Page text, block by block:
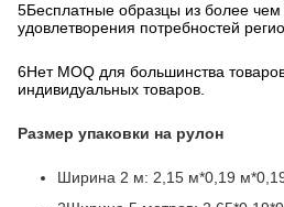
5Бесплатные образцы из более чем
удовлетворения потребностей
6Нет MOQ для большинства
индивидуальных товаров.
Размер упаковки на рулон
Ширина 2 м: 2,15 м*0,19